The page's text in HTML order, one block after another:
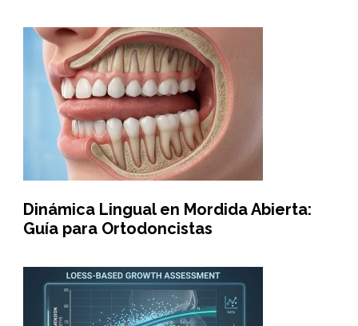
Dinámica Lingual en Mordida Abierta:
Guía para Ortodoncistas